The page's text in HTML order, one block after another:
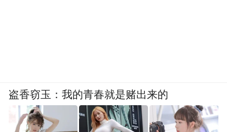
盗香窃玉：我的青春就是赌出来的